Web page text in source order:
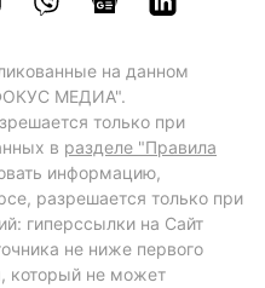
на данном
МЕДИА".
только при
в разделе "Правила
информацию,
разрешается только при
гиперссылки на Сайт
не ниже первого
который не может